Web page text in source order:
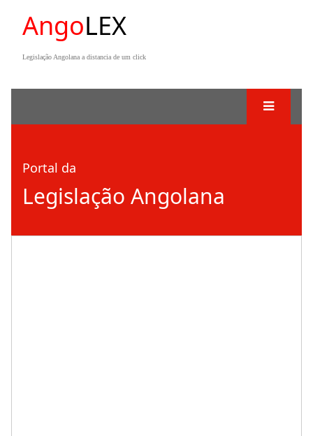
AngoLEX
Legislação Angolana a distancia de um click
Portal da
Legislação Angolana